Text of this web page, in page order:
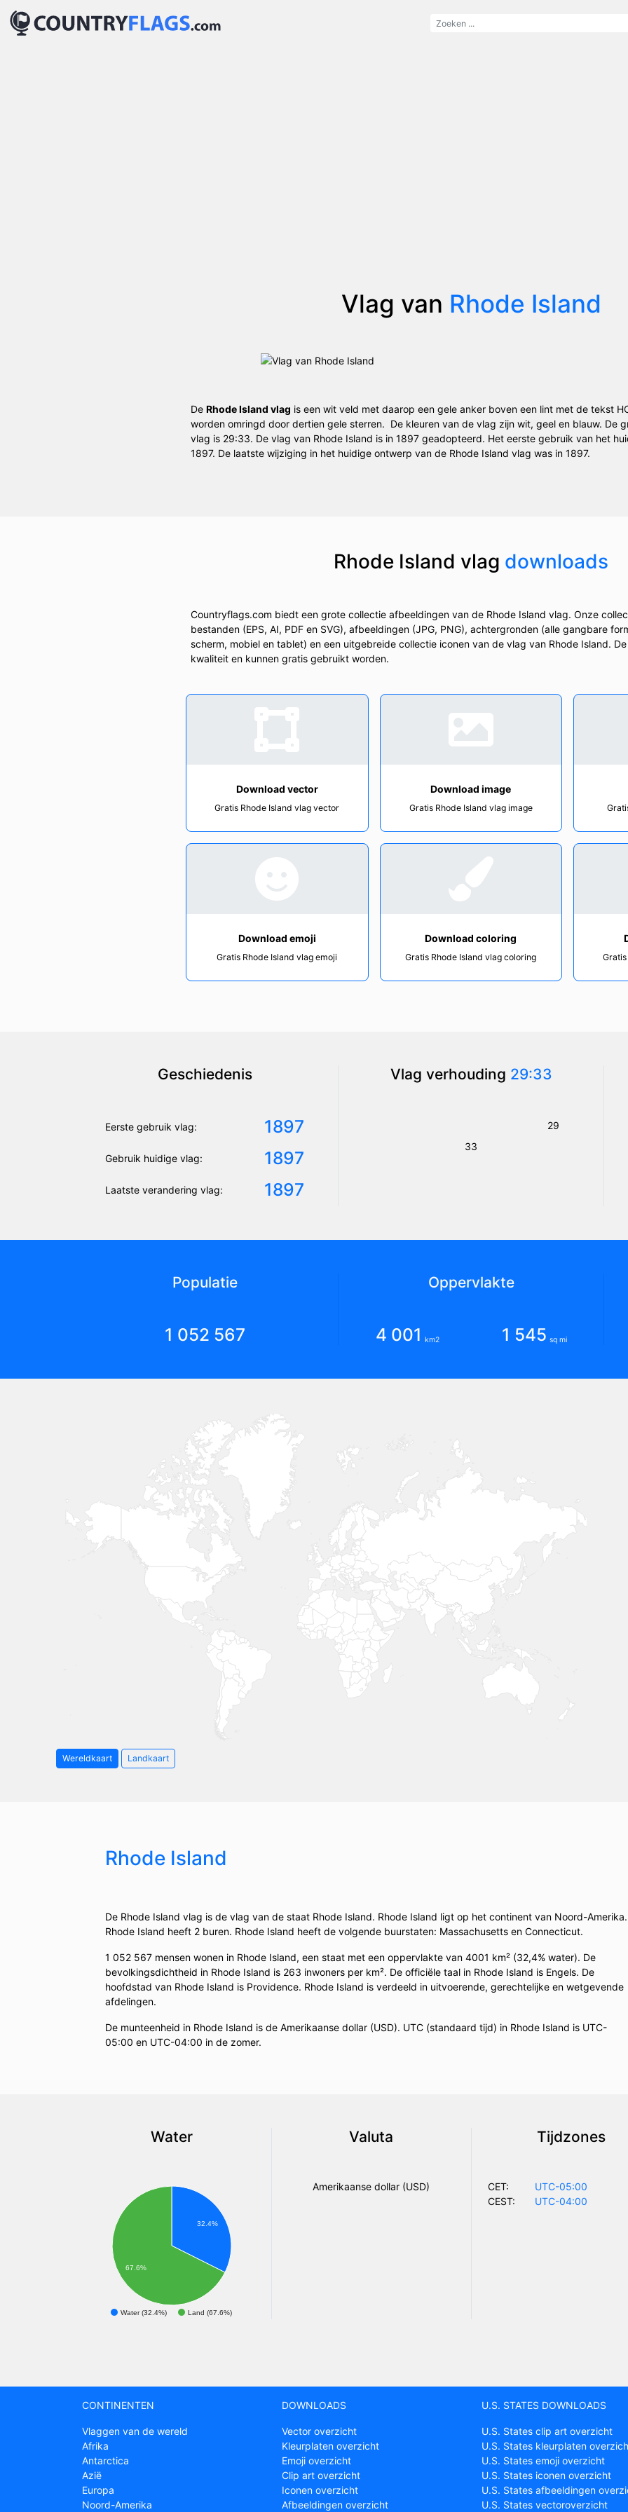
Vlag van Rhode Island
De Rhode Island vlag is een wit veld met daarop een gele anker boven een lint met de tekst
worden omringd door dertien gele sterren. De kleuren van de vlag zijn wit, geel en blauw. De
vlag is 29:33. De vlag van Rhode Island is in 1897 geadopteerd. Het eerste gebruik van het
1897. De laatste wijziging in het huidige ontwerp van de Rhode Island vlag was in 1897.
Rhode Island vlag downloads
Countryflags.com biedt een grote collectie afbeeldingen van de Rhode Island vlag. Onze
bestanden (EPS, AI, PDF en SVG), afbeeldingen (JPG, PNG), achtergronden (alle gangbare
scherm, mobiel en tablet) en een uitgebreide collectie iconen van de vlag van Rhode Island.
kwaliteit en kunnen gratis gebruikt worden.
Download vector
Gratis Rhode Island vlag vector
Download image
Gratis Rhode Island vlag image
Download emoji
Gratis Rhode Island vlag emoji
Download coloring
Gratis Rhode Island vlag coloring
Geschiedenis
Eerste gebruik vlag: 1897
Gebruik huidige vlag: 1897
Laatste verandering vlag: 1897
Vlag verhouding 29:33
33
29
Populatie
1 052 567
Oppervlakte
4 001 km2 1 545 sq mi
Wereldkaart Landkaart
Rhode Island
De Rhode Island vlag is de vlag van de staat Rhode Island. Rhode Island ligt op het continent van Noord-Amerika.
Rhode Island heeft 2 buren. Rhode Island heeft de volgende buurstaten: Massachusetts en Connecticut.
1 052 567 mensen wonen in Rhode Island, een staat met een oppervlakte van 4001 km² (32,4% water). De
bevolkingsdichtheid in Rhode Island is 263 inwoners per km². De officiële taal in Rhode Island is Engels. De
hoofdstad van Rhode Island is Providence. Rhode Island is verdeeld in uitvoerende, gerechtelijke en wetgevende
afdelingen.
De munteenheid in Rhode Island is de Amerikaanse dollar (USD). UTC (standaard tijd) in Rhode Island is UTC-
05:00 en UTC-04:00 in de zomer.
Water
Water (32.4%) Land (67.6%)
32.4%
67.6%
Valuta
Amerikaanse dollar (USD)
Tijdzones
CET:
UTC-05:00
CEST:
UTC-04:00
CONTINENTEN
Vlaggen van de wereld
Afrika
Antarctica
Azië
Europa
Noord-Amerika
DOWNLOADS
Vector overzicht
Kleurplaten overzicht
Emoji overzicht
Clip art overzicht
Iconen overzicht
Afbeeldingen overzicht
U.S. STATES DOWNLOADS
U.S. States clip art overzicht
U.S. States kleurplaten
U.S. States emoji overzicht
U.S. States iconen overzicht
U.S. States afbeeldingen
U.S. States vectoroverzicht